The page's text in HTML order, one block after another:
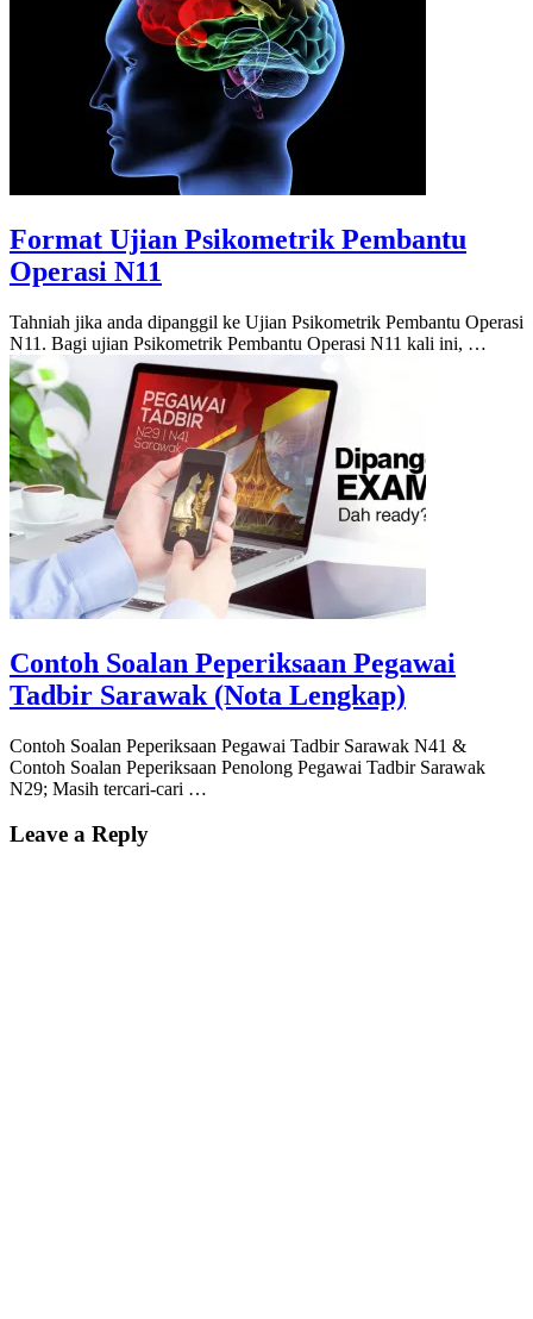
Format Ujian Psikometrik Pembantu
Operasi N11
Tahniah jika anda dipanggil ke Ujian Psikometrik Pembantu Operasi
N11. Bagi ujian Psikometrik Pembantu Operasi N11 kali ini, …
Contoh Soalan Peperiksaan Pegawai
Tadbir Sarawak (Nota Lengkap)
Contoh Soalan Peperiksaan Pegawai Tadbir Sarawak N41 &
Contoh Soalan Peperiksaan Penolong Pegawai Tadbir Sarawak
N29; Masih tercari-cari …
Leave a Reply